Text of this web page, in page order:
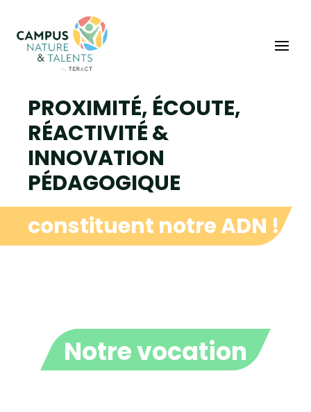
PROXIMITÉ, ÉCOUTE,
RÉACTIVITÉ &
INNOVATION
PÉDAGOGIQUE
constituent notre ADN !
Notre vocation